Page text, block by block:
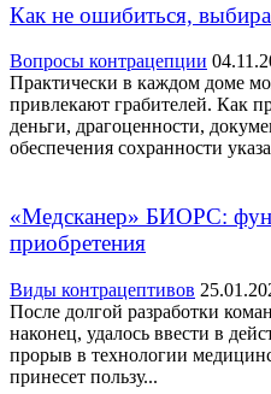
Как не ошибиться,
Вопросы контрацепции
Практически в каждом доме
привлекают грабителей. Как
деньги, драгоценности,
обеспечения сохранности
«Медсканер» БИОРС:
приобретения
Виды контрацептивов
После долгой разработки
наконец, удалось ввести в
прорыв в технологии
принесет пользу...